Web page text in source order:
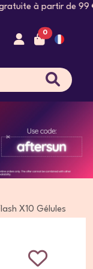
à partir
0
X10 Gélules